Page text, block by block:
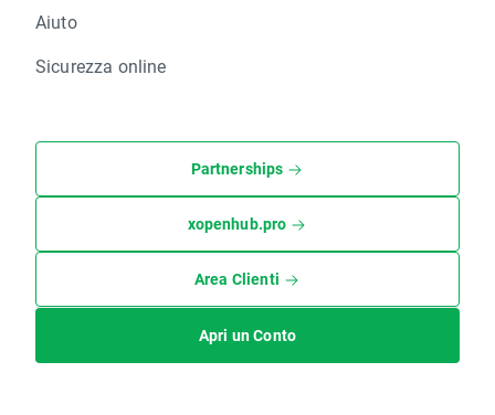
Aiuto
Sicurezza online
Partnerships
xopenhub.pro
Area Clienti
Apri un Conto